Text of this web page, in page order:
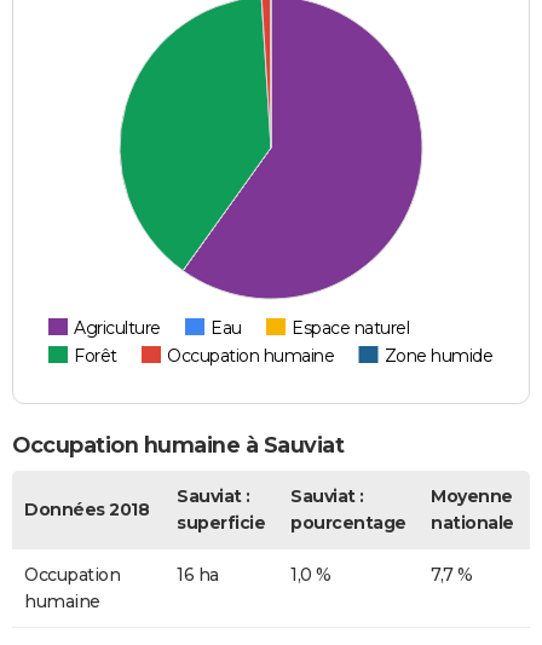
Agriculture Eau
Espace naturel
Forêt
Occupation humaine Zone humide
Occupation humaine à Sauviat
Données 2018
Sauviat :
superficie
Sauviat :
pourcentage
Moyenne
nationale
Occupation
humaine
16 ha 1,0 % 7,7 %